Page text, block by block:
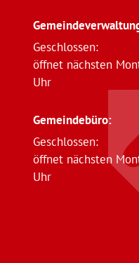
Klicken, um
Geschlossen:
öffnet nächsten
Uhr
Gemeindebüro:
Klicken, um
Geschlossen:
öffnet nächsten
Uhr